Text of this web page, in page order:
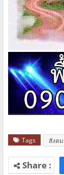
Tags สังคม